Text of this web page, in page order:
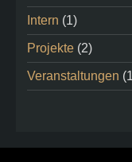
Intern (1)
Projekte (2)
Veranstaltungen